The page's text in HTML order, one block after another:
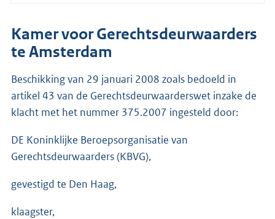
Kamer voor Gerechtsdeurwaarders
te Amsterdam
Beschikking van 29 januari 2008 zoals bedoeld in
artikel 43 van de Gerechtsdeurwaarderswet inzake de
klacht met het nummer 375.2007 ingesteld door:
DE Koninklijke Beroepsorganisatie van
Gerechtsdeurwaarders (KBVG),
gevestigd te Den Haag,
klaagster,